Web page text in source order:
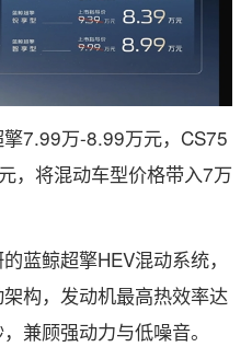
7.99万-8.99万元，CS75
，将混动车型价格带入7万
蓝鲸超擎HEV混动系统，
构，发动机最高热效率达
兼顾强动力与低噪音。